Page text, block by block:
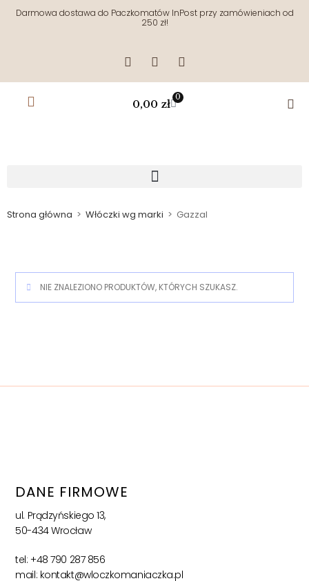
Darmowa dostawa do Paczkomatów InPost przy zamówieniach od
250 zł!
0,00 zł
0
Strona główna > Włóczki wg marki > Gazzal
NIE ZNALEZIONO PRODUKTÓW, KTÓRYCH SZUKASZ.
DANE FIRMOWE
ul. Prądzyńskiego 13,
50-434 Wrocław
tel: +48 790 287 856
mail: kontakt@wloczkomaniaczka.pl